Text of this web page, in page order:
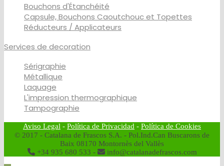
Bouchons d'Étanchéité
Capsule, Bouchons Caoutchouc et Topettes
Réducteurs / Applicateurs
Services de decoration
Sérigraphie
Métallique
Laquage
L'impression thermographique
Tampographie
Aviso Legal - Política de Privacidad - Política de Cookies
© 2017 - Catalana de Frascos S.A. - Pol.Ind.Can Buscarons de
Baix 08170 Montornès del Vallès
+34 935 680 533 -
info@catalanadefrascos.com